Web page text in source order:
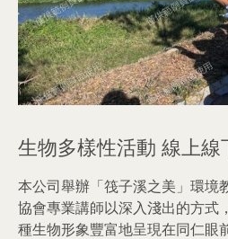
生物多樣性活動 線上線
本公司舉辦「筏子溪之美」環境
協會專業講師以深入淺出的方式
種生物形象豐富地呈現在同仁眼